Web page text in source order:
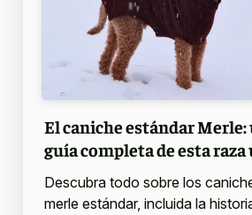
El caniche estándar Merle:
guía completa de esta raza
Descubra todo sobre los
merle estándar, incluida la